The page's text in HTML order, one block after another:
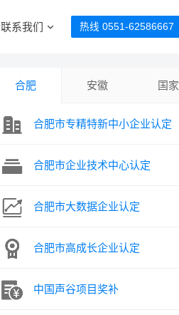
联系我们 热线 0551-62586667
合肥 安徽 国家
合肥市专精特新中小企业认定
合肥市企业技术中心认定
合肥市大数据企业认定
合肥市高成长企业认定
中国声谷项目奖补